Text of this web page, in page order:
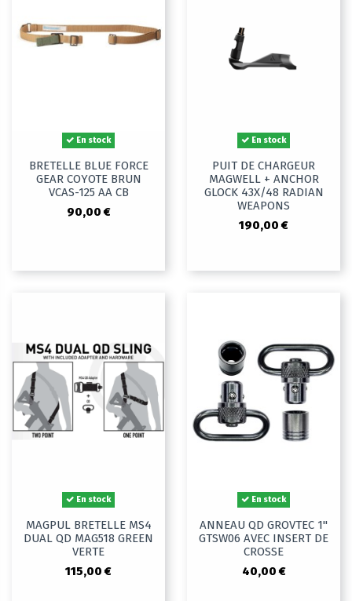
En stock
BRETELLE BLUE FORCE
GEAR COYOTE BRUN
VCAS-125 AA CB
90,00 €
En stock
PUIT DE CHARGEUR
MAGWELL + ANCHOR
GLOCK 43X/48 RADIAN
WEAPONS
190,00 €
En stock
MAGPUL BRETELLE MS4
DUAL QD MAG518 GREEN
VERTE
115,00 €
En stock
ANNEAU QD GROVTEC 1"
GTSW06 AVEC INSERT DE
CROSSE
40,00 €